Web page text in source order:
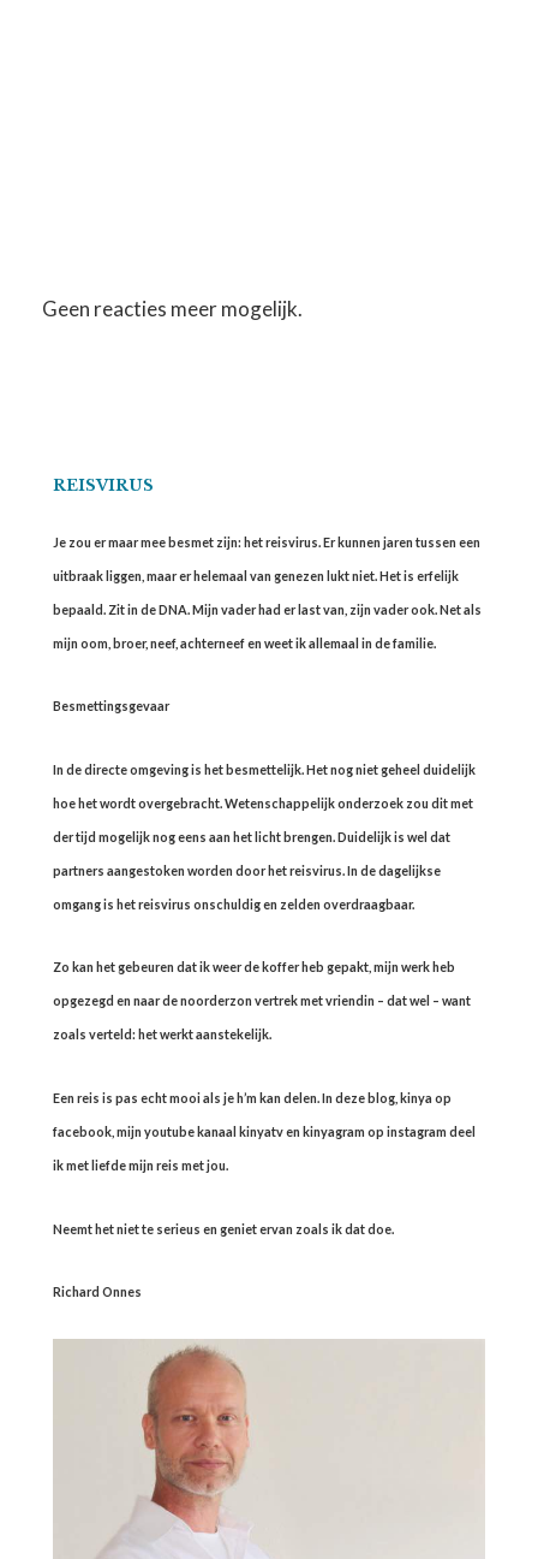
Geen reacties meer mogelijk.
REISVIRUS
Je zou er maar mee besmet zijn: het reisvirus. Er kunnen jaren tussen een
uitbraak liggen, maar er helemaal van genezen lukt niet. Het is erfelijk
bepaald. Zit in de DNA. Mijn vader had er last van, zijn vader ook. Net als
mijn oom, broer, neef, achterneef en weet ik allemaal in de familie.
Besmettingsgevaar
In de directe omgeving is het besmettelijk. Het nog niet geheel duidelijk
hoe het wordt overgebracht. Wetenschappelijk onderzoek zou dit met
der tijd mogelijk nog eens aan het licht brengen. Duidelijk is wel dat
partners aangestoken worden door het reisvirus. In de dagelijkse
omgang is het reisvirus onschuldig en zelden overdraagbaar.
Zo kan het gebeuren dat ik weer de koffer heb gepakt, mijn werk heb
opgezegd en naar de noorderzon vertrek met vriendin – dat wel – want
zoals verteld: het werkt aanstekelijk.
Een reis is pas echt mooi als je h’m kan delen. In deze blog, kinya op
facebook, mijn youtube kanaal kinyatv en kinyagram op instagram deel
ik met liefde mijn reis met jou.
Neemt het niet te serieus en geniet ervan zoals ik dat doe.
Richard Onnes